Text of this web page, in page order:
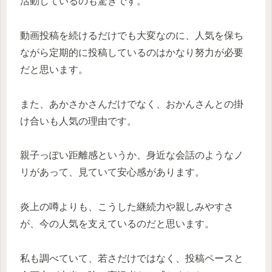
動画投稿を続けるだけでも大変なのに、人気を保ち
ながら定期的に投稿しているのはかなり努力が必要
だと思います。
また、あかさかさんだけでなく、おかんさんとの掛
け合いも人気の理由です。
親子っぽい距離感というか、身近な会話のようなノ
リがあって、見ていて安心感があります。
炎上の噂よりも、こうした継続力や親しみやすさ
が、今の人気を支えているのだと思います。
私も調べていて、若さだけではなく、投稿ペースと